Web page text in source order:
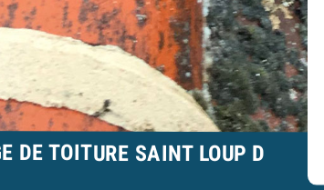
DE TOITURE SAINT LOUP D